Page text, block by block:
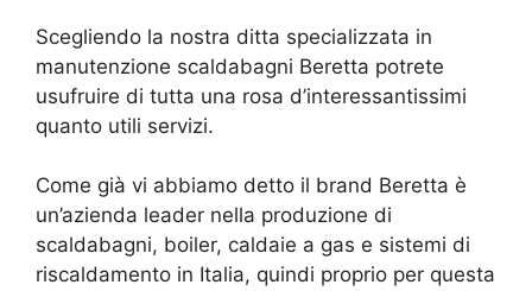
Scegliendo la nostra ditta specializzata in
manutenzione scaldabagni Beretta potrete
usufruire di tutta una rosa d’interessantissimi
quanto utili servizi.
Come già vi abbiamo detto il brand Beretta è
un’azienda leader nella produzione di
scaldabagni, boiler, caldaie a gas e sistemi di
riscaldamento in Italia, quindi proprio per questa